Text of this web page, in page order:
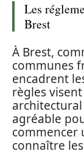
Les
Brest
À Brest,
communes
encadrent
règles
agréable
commencer
connaître